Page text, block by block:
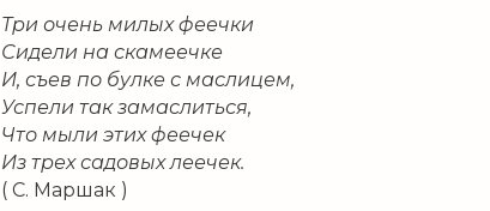
Три очень милых феечки
Сидели на скамеечке
И, съев по булке с маслицем,
Успели так замаслиться,
Что мыли этих феечек
Из трех садовых леечек.
( С. Маршак )